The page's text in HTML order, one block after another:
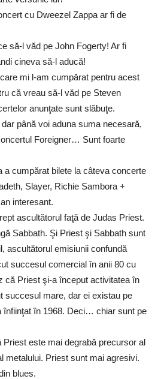
cu Dweezel Zappa ar fi de
să-l văd pe John Fogerty! Ar fi
cineva să-l aducă!
mi l-am cumpărat pentru acest
că vreau să-l văd pe Steven
anunţate sunt slăbuţe.
până voi aduna suma necesară,
Foreigner… Sunt foarte
a cumpărat bilete la câteva concerte
Slayer, Richie Sambora +
interesant.
ascultătorul faţă de Judas Priest.
Sabbath. Şi Priest şi Sabbath sunt
ascultătorul emisiunii confundă
succesul comercial în anii 80 cu
că Priest şi-a început activitatea în
succesul mare, dar ei existau pe
înfiinţat în 1968. Deci… chiar sunt pe
Priest este mai degrabă precursor al
metalului. Priest sunt mai agresivi.
blues.